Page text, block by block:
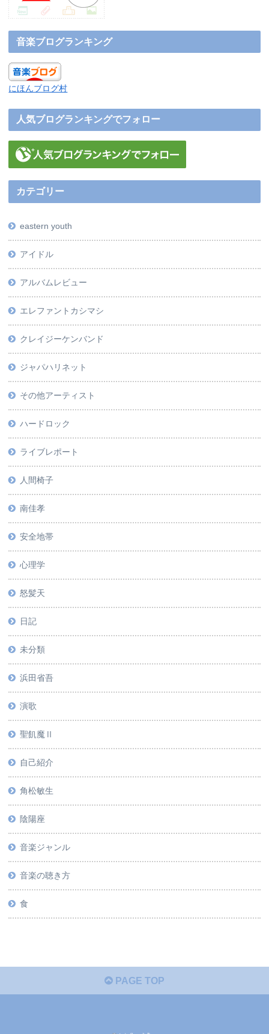
音楽ブログランキング
にほんブログ村
人気ブログランキングでフォロー
カテゴリー
eastern youth
アイドル
アルバムレビュー
エレファントカシマシ
クレイジーケンバンド
ジャパハリネット
その他アーティスト
ハードロック
ライブレポート
人間椅子
南佳孝
安全地帯
心理学
怒髪天
日記
未分類
浜田省吾
演歌
聖飢魔Ⅱ
自己紹介
角松敏生
陰陽座
音楽ジャンル
音楽の聴き方
食
PAGE TOP